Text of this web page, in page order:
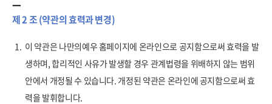
제 2 조 (약관의 효력과 변경)
1. 이 약관은 나만의예우 홈페이지에 온라인으로 공지함으로써 효력을 발
생하며, 합리적인 사유가 발생할 경우 관계법령을 위배하지 않는 범위
안에서 개정될 수 있습니다. 개정된 약관은 온라인에 공지함으로써 효
력을 발휘합니다.